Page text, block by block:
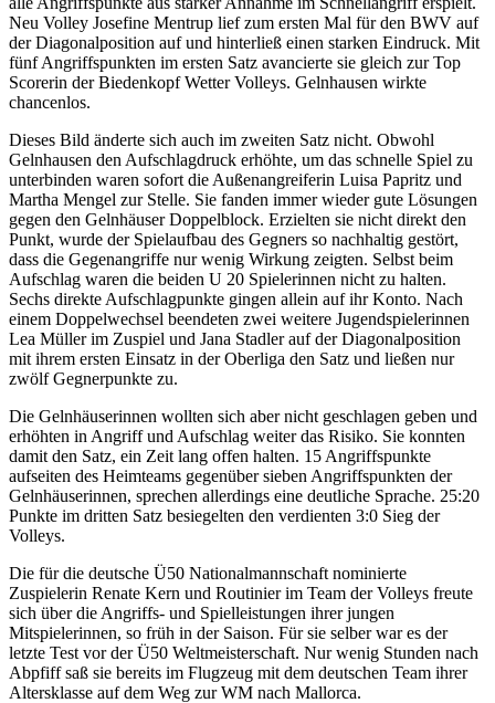
Neu Volley Josefine Mentrup lief zum ersten Mal für den BWV auf
der Diagonalposition auf und hinterließ einen starken Eindruck. Mit
fünf Angriffspunkten im ersten Satz avancierte sie gleich zur Top
Scorerin der Biedenkopf Wetter Volleys. Gelnhausen wirkte
chancenlos.
Dieses Bild änderte sich auch im zweiten Satz nicht. Obwohl
Gelnhausen den Aufschlagdruck erhöhte, um das schnelle Spiel zu
unterbinden waren sofort die Außenangreiferin Luisa Papritz und
Martha Mengel zur Stelle. Sie fanden immer wieder gute Lösungen
gegen den Gelnhäuser Doppelblock. Erzielten sie nicht direkt den
Punkt, wurde der Spielaufbau des Gegners so nachhaltig gestört,
dass die Gegenangriffe nur wenig Wirkung zeigten. Selbst beim
Aufschlag waren die beiden U 20 Spielerinnen nicht zu halten.
Sechs direkte Aufschlagpunkte gingen allein auf ihr Konto. Nach
einem Doppelwechsel beendeten zwei weitere Jugendspielerinnen
Lea Müller im Zuspiel und Jana Stadler auf der Diagonalposition
mit ihrem ersten Einsatz in der Oberliga den Satz und ließen nur
zwölf Gegnerpunkte zu.
Die Gelnhäuserinnen wollten sich aber nicht geschlagen geben und
erhöhten in Angriff und Aufschlag weiter das Risiko. Sie konnten
damit den Satz, ein Zeit lang offen halten. 15 Angriffspunkte
aufseiten des Heimteams gegenüber sieben Angriffspunkten der
Gelnhäuserinnen, sprechen allerdings eine deutliche Sprache. 25:20
Punkte im dritten Satz besiegelten den verdienten 3:0 Sieg der
Volleys.
Die für die deutsche Ü50 Nationalmannschaft nominierte
Zuspielerin Renate Kern und Routinier im Team der Volleys freute
sich über die Angriffs- und Spielleistungen ihrer jungen
Mitspielerinnen, so früh in der Saison. Für sie selber war es der
letzte Test vor der Ü50 Weltmeisterschaft. Nur wenig Stunden nach
Abpfiff saß sie bereits im Flugzeug mit dem deutschen Team ihrer
Altersklasse auf dem Weg zur WM nach Mallorca.